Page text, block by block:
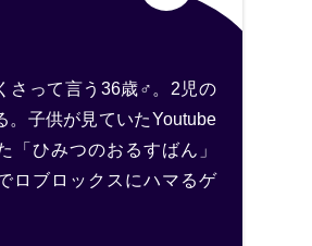
さって言う36歳♂。2児の
。子供が見ていたYoutube
「ひみつのおるすばん」
ロブロックスにハマるゲ